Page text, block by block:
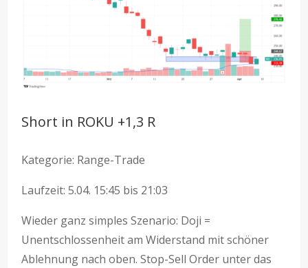
Short in ROKU +1,3 R
Kategorie: Range-Trade
Laufzeit: 5.04. 15:45 bis 21:03
Wieder ganz simples Szenario: Doji =
Unentschlossenheit am Widerstand mit schöner
Ablehnung nach oben. Stop-Sell Order unter das